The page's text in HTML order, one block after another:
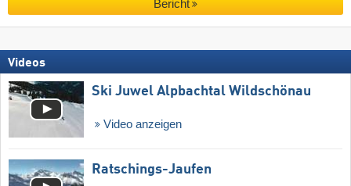
Bericht
Videos
Ski Juwel Alpbachtal Wildschönau
Video anzeigen
Ratschings-Jaufen